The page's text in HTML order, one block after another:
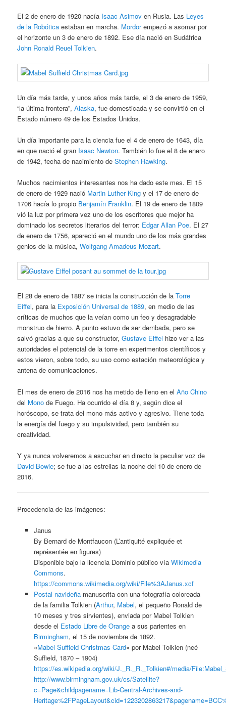
El 2 de enero de 1920 nacía Isaac Asimov en Rusia. Las Leyes
de la Robótica estaban en marcha. Mordorempezó a asomar por
el horizonte un 3 de enero de 1892. Ese día nació en Sudáfrica
John Ronald Reuel Tolkien.
Un día más tarde, y unos años más tarde, el 3 de enero de 1959,
“la última frontera”,Alaska, fue domesticada y se convirtió en el
Estado número 49 de los Estados Unidos.
Un día importante para la ciencia fue el 4 de enero de 1643, día
en que nació el gran Isaac Newton. También lo fue el 8 de enero
de 1942, fecha de nacimiento deStephen Hawking.
Muchos nacimientos interesantes nos ha dado este mes. El 15
de enero de 1929 nació Martin Luther King y el 17 de enero de
1706 hacía lo propio Benjamín Franklin. El 19 de enero de 1809
vió la luz por primera vez uno de los escritores que mejor ha
dominado los secretos literarios del terror: Edgar Allan Poe. El 27
de enero de 1756, apareció en el mundo uno de los más grandes
genios de la música,Wolfgang Amadeus Mozart.
El 28 de enero de 1887 se inicia la construcción de laTorre
Eiffel, para la Exposición Universal de 1889, en medio de las
críticas de muchos que la veían como un feo y desagradable
monstruo de hierro. A punto estuvo de ser derribada, pero se
salvó gracias a que su constructor,Gustave Eiffel hizo ver a las
autoridades el potencial de la torre en experimentos científicos y
estos vieron, sobre todo, su uso como estación meteorológica y
antena de comunicaciones.
El mes de enero de 2016 nos ha metido de lleno en elAño Chino
del Mono de Fuego. Ha ocurrido el día 8 y, según dice el
horóscopo, se trata del mono más activo y agresivo. Tiene toda
la energía del fuego y su impulsividad, pero también su
creatividad.
Y ya nunca volveremos a escuchar en directo la peculiar voz de
David Bowie; se fue a las estrellas la noche del 10 de enero de
2016.
Procedencia de las imágenes:
Janus
By Bernard de Montfaucon (L’antiquité expliquée et
représentée en figures)
Disponible bajo la licencia Dominio público vía Wikimedia
Commons.
https://commons.wikimedia.org/wiki/File%3AJanus.xcf
Postal navideñamanuscrita con una fotografía coloreada
de la familia Tolkien (Arthur, Mabel, el pequeño Ronald de
10 meses y tres sirvientes), enviada por Mabel Tolkien
desde el Estado Libre de Orangea sus parientes en
Birmingham, el 15 de noviembre de 1892.
«Mabel Suffield Christmas Card» por Mabel Tolkien (neé
Suffield, 1870 – 1904)
https://es.wikipedia.org/wiki/J._R._R._Tolkien#/media/
http://www.birmingham.gov.uk/cs/Satellite?
c=Page&childpagename=Lib-Central-Archives-and-